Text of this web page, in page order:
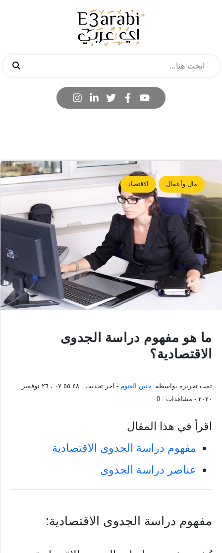
مال وأعمال الاقتصاد
ما هو مفهوم دراسة الجدوى
الاقتصادية؟
تمت تحريره بواسطة: حنين العتوم - اخر تحديث :
٠٧:٥٥:٤٨ ، ٢٦ نوفمبر
٢٠٢٠ - مشاهدات : 0
اقرأ في هذا المقال
مفهوم دراسة الجدوى الاقتصادية
عناصر دراسة الجدوى
مفهوم دراسة الجدوى الاقتصادية: